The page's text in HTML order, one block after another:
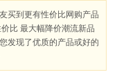
买到更有性价比网购产品
比 最大幅降价潮流新品
发现了优质的产品或好的